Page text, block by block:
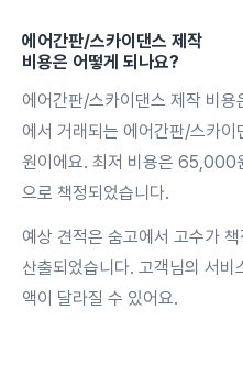
에어간판/스카이댄스 제작
비용은 어떻게 되나요?
에어간판/스카이댄스 제작 비
에서 거래되는 에어간판/스카
원이에요. 최저 비용은
으로 책정되었습니다.
예상 견적은 숨고에서 고수가
산출되었습니다. 고객님의 서
액이 달라질 수 있어요.